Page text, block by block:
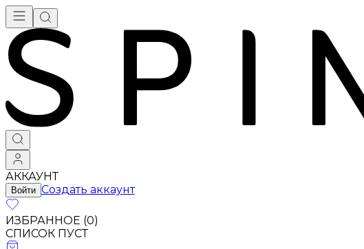
АККАУНТ
Войти Создать аккаунт
ИЗБРАННОЕ (0)
СПИСОК ПУСТ
Брендовая одежда - купить в Москве